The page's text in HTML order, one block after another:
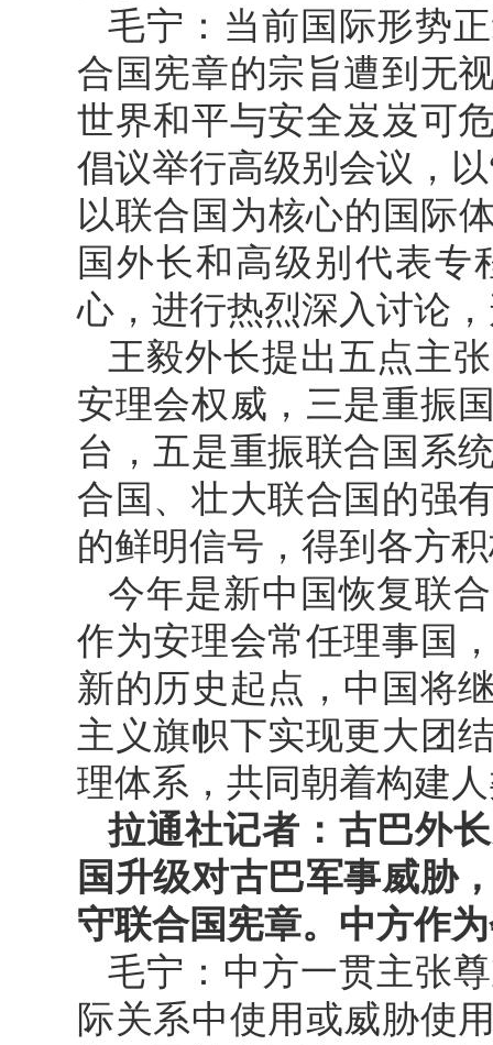
毛宁：当前国际形势
合国宪章的宗旨遭到无
世界和平与安全岌岌可
倡议举行高级别会议，
以联合国为核心的国际
国外长和高级别代表
心，进行热烈深入讨论
王毅外长提出五点主
安理会权威，三是重振
台，五是重振联合国系
合国、壮大联合国的强
的鲜明信号，得到各方
今年是新中国恢复联
作为安理会常任理事国
新的历史起点，中国将
主义旗帜下实现更大团
理体系，共同朝着构建
拉通社记者：古巴外
国升级对古巴军事威胁
守联合国宪章。中方作
毛宁：中方一贯主张
际关系中使用或威胁使